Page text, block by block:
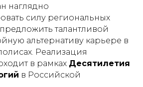
наглядно
силу региональных
талантливой
альтернативу карьере в
Реализация
в рамках Десятилетия
в Российской